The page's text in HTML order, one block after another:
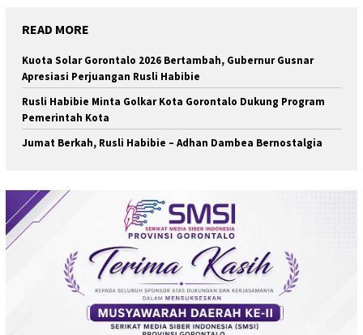
READ MORE
Kuota Solar Gorontalo 2026 Bertambah, Gubernur Gusnar
Apresiasi Perjuangan Rusli Habibie
Rusli Habibie Minta Golkar Kota Gorontalo Dukung Program
Pemerintah Kota
Jumat Berkah, Rusli Habibie – Adhan Dambea Bernostalgia